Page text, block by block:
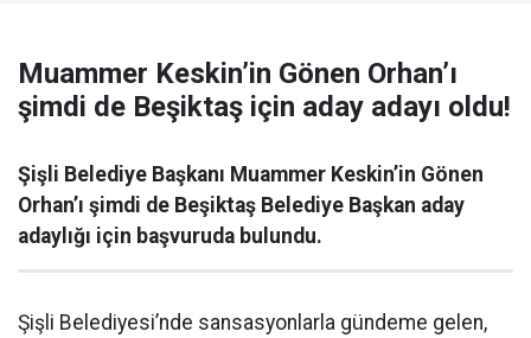
Muammer Keskin’in Gönen Orhan’ı
şimdi de Beşiktaş için aday adayı oldu!
Şişli Belediye Başkanı Muammer Keskin’in Gönen
Orhan’ı şimdi de Beşiktaş Belediye Başkan aday
adaylığı için başvuruda bulundu.
Şişli Belediyesi’nde sansasyonlarla gündeme gelen,